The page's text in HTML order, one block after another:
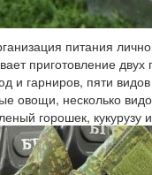
питания
приготовление
и гарниров, пяти
овощи, несколько
горошек, кукурузу